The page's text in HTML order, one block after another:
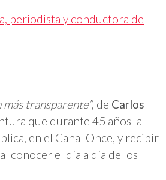
periodista y conductora de
más transparente”, de Carlos
que durante 45 años la
en el Canal Once, y recibir
conocer el día a día de los